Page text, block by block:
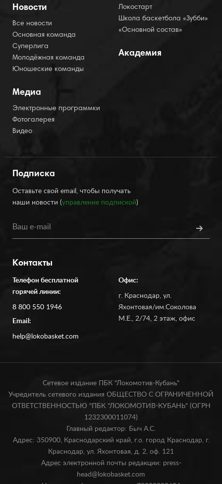
Новости
Все новости
Основная команда
Суперлига
Молодёжная команда
Юношеские команды
Медиа
Электронные программки
Фотогалерея
Видео
Локостарт
Школа баскетбола «Зубби»
«Основной состав»
Академия
Подписка
Оставьте свой email, чтобы получать
наши новости (управление подпиской)
Контакты
Телефон бесплатной
горячей линии:
8 800 550 1946
Email:
help@lokobasket.com
Офис:
г. Краснодар, ул.
Яхонтовая/им.Соколова
М.Е., 2/74, 2 этаж, офис
Сетевое издание ПБК "Локомотив-Кубань"
Учредитель сетевого издания ОБЩЕСТВО С ОГРАНИЧЕННОЙ
ОТВЕТСТВЕННОСТЬЮ "ПБК "ЛОКОМОТИВ-КУБАНЬ" (ОГРН
1232300011074)
Главный редактор: Быч А.С.
Адрес: 350900, Краснодарский край, г.о. город Краснодар, г.
Краснодар, ул. Яхонтовая, д. 2, оф. 121
Адрес электронной почты редакции: press-
head@lokobasket.com